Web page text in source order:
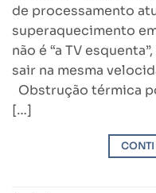
de processamento
superaquecimento
não é “a TV
sair na mesma
Obstrução térmica
[…]